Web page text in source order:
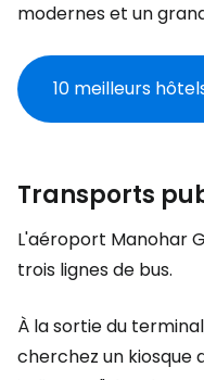
modernes et un
10 meilleurs
Transports
L'aéroport Manohar
trois lignes de bus.
À la sortie du
cherchez un kiosque